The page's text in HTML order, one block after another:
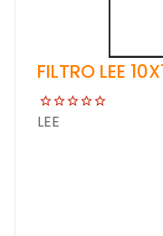
FILTRO LEE
LEE